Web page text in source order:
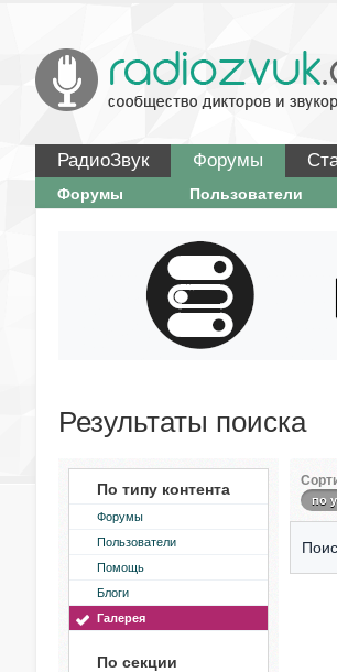
РадиоЗвук Форумы
Форумы Пользователи
Результаты поиска
По типу контента
Форумы
Пользователи
Помощь
Блоги
Галерея
По секции
по